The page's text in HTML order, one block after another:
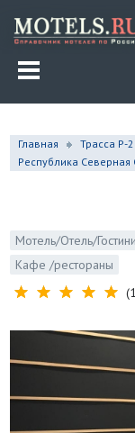
Главная
Трасса Р-
Республика Северная
Мотель/Отель/
Кафе /рестораны